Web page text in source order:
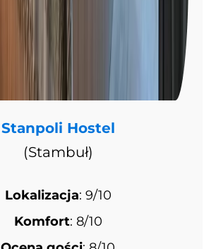
Stanpoli Hostel
(Stambuł)
Lokalizacja: 9/10
Komfort: 8/10